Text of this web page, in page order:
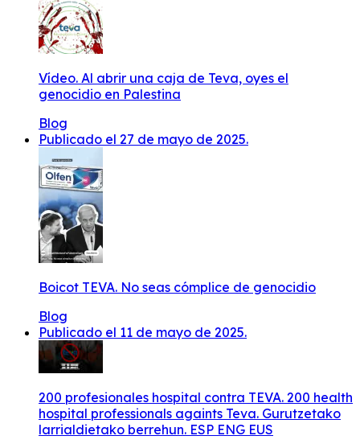
Vídeo. Al abrir una caja de Teva, oyes el
genocidio en Palestina
Blog
Publicado el 27 de mayo de 2025.
Boicot TEVA. No seas cómplice de genocidio
Blog
Publicado el 11 de mayo de 2025.
200 profesionales hospital contra TEVA. 200 health
hospital professionals againts Teva. Gurutzetako
larrialdietako berrehun. ESP ENG EUS